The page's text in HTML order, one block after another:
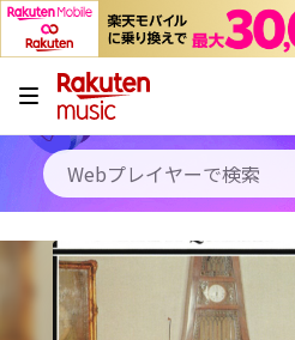
キャンペーン
料金プラン
使い方
初回30日間無料お試し